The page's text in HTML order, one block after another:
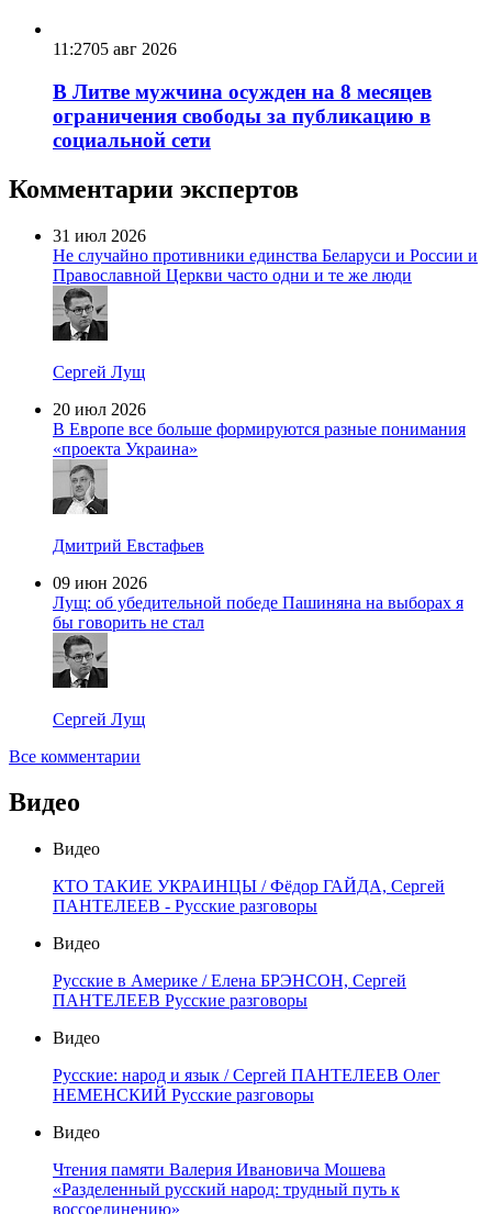
11:2705 авг 2026
В Литве мужчина осужден на 8 месяцев
ограничения свободы за публикацию в
социальной сети
Комментарии экспертов
31 июл 2026
Не случайно противники единства Беларуси и России и
Православной Церкви часто одни и те же люди
Сергей Лущ
20 июл 2026
В Европе все больше формируются разные понимания
«проекта Украина»
Дмитрий Евстафьев
09 июн 2026
Лущ: об убедительной победе Пашиняна на выборах я
бы говорить не стал
Сергей Лущ
Все комментарии
Видео
Видео
КТО ТАКИЕ УКРАИНЦЫ / Фёдор ГАЙДА, Сергей
ПАНТЕЛЕЕВ - Русские разговоры
Видео
Русские в Америке / Елена БРЭНСОН, Сергей
ПАНТЕЛЕЕВ Русские разговоры
Видео
Русские: народ и язык / Сергей ПАНТЕЛЕЕВ Олег
НЕМЕНСКИЙ Русские разговоры
Видео
Чтения памяти Валерия Ивановича Мошева
«Разделенный русский народ: трудный путь к
воссоединению»